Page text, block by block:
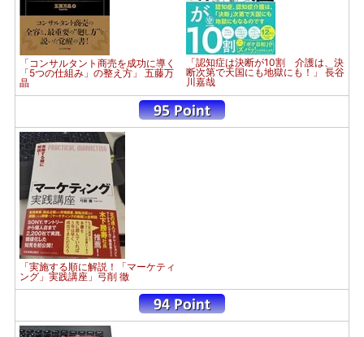
「コンサルタント商売を成功に導く
「5つの仕組み」の整え方」 五藤万
晶
「認知症は決断が10割 介護は、決
断次第で天国にも地獄にも！」 長谷
川嘉哉
「実施する順に解説！「マーケティ
ング」実践講座」弓削 徹